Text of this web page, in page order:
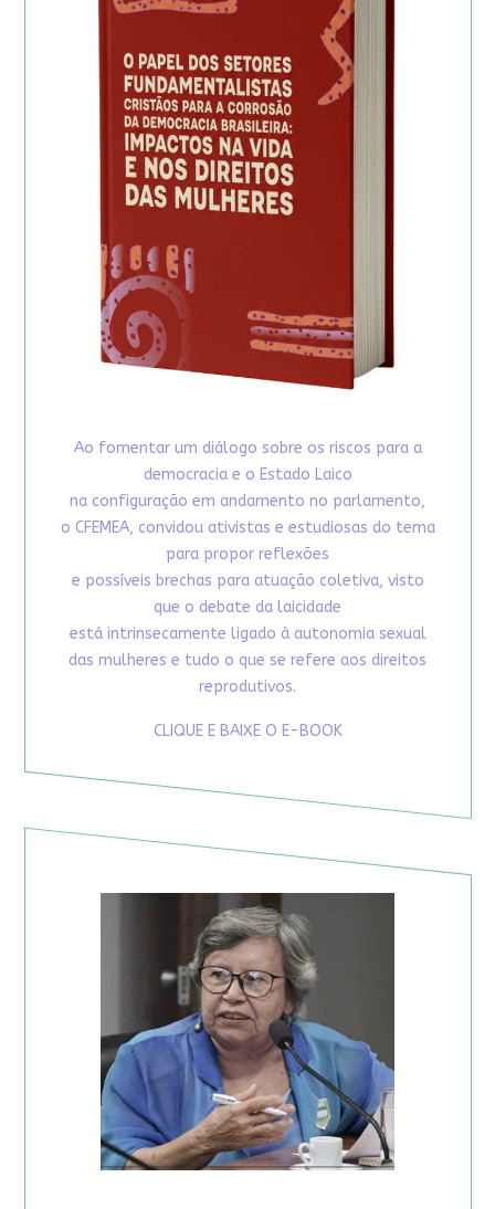
Ao fomentar um diálogo sobre os riscos para a
democracia e o Estado Laico
na configuração em andamento no parlamento,
o CFEMEA, convidou ativistas e estudiosas do tema
para propor reflexões
e possíveis brechas para atuação coletiva, visto
que o debate da laicidade
está intrinsecamente ligado à autonomia sexual
das mulheres e tudo o que se refere aos direitos
reprodutivos.
CLIQUE E BAIXE O E-BOOK